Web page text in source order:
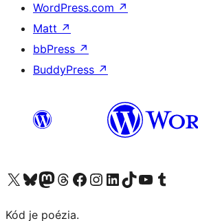
WordPress.com ↗
Matt ↗
bbPress ↗
BuddyPress ↗
Navštívte náš účet na X (predtým Twitter)
Navštívte náš účet na platforme Bluesky
Navštívte náš účet na Mastodone
Navštívte náš účet na platforme Threads
Navštívte našu stránku na Facebooku
Navštívte náš účet Instagram
Navštívte náš účet LinkedIn
Navštívte náš účet na platforme TikTok
Navštívte náš kanál YouTube
Navštívte náš účet na platforme Tumblr
Kód je poézia.